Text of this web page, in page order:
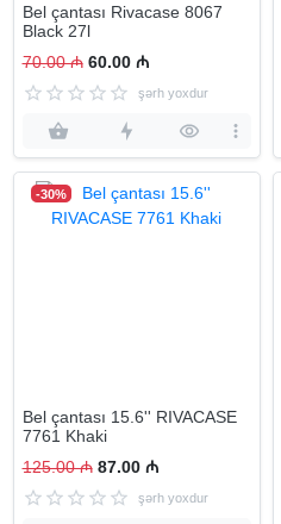
Bel çantası Rivacase 8067
Black 27l
70.00 ₼ 60.00 ₼
şərh yoxdur
-30%
Bel çantası 15.6'' RIVACASE
7761 Khaki
125.00 ₼ 87.00 ₼
şərh yoxdur